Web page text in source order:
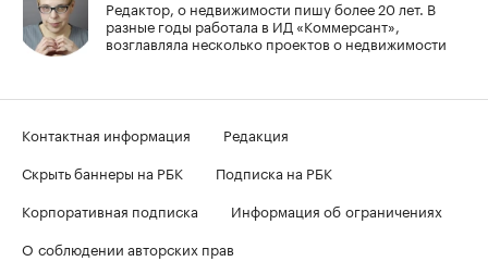
Редактор, о недвижимости пишу более 20 лет. В
разные годы работала в ИД «Коммерсант»,
возглавляла несколько проектов о недвижимости
Контактная информация
Редакция
Скрыть баннеры на РБК
Подписка на РБК
Корпоративная подписка
Информация об ограничениях
О соблюдении авторских прав